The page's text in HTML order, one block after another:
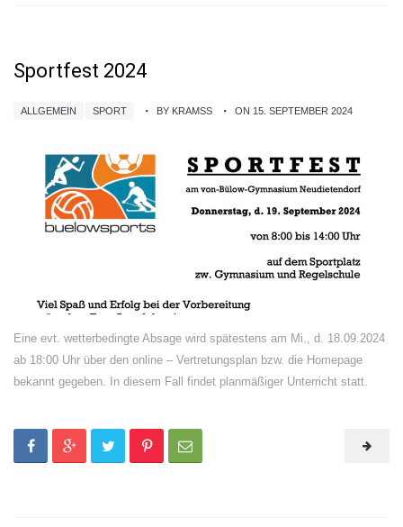
Sportfest 2024
ALLGEMEIN SPORT BY KRAMSS ON 15. SEPTEMBER 2024
Eine evt. wetterbedingte Absage wird spätestens am Mi., d. 18.09.2024
ab 18:00 Uhr über den online – Vertretungsplan bzw. die Homepage
bekannt gegeben. In diesem Fall findet planmäßiger Unterricht statt.